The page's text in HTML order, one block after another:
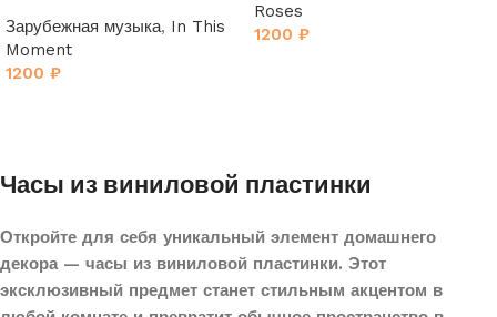
Зарубежная музыка, In This
Moment
1200 ₽
Roses
1200 ₽
Часы из виниловой пластинки
Откройте для себя уникальный элемент домашнего
декора — часы из виниловой пластинки. Этот
эксклюзивный предмет станет стильным акцентом в